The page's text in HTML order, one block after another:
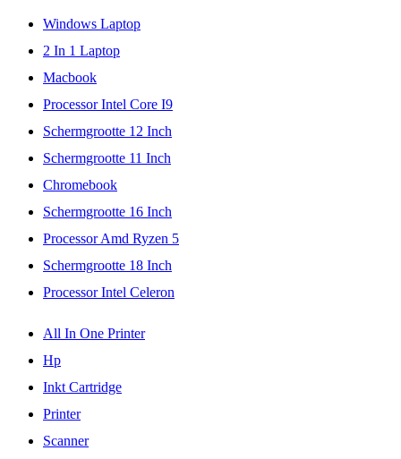
Windows Laptop
2 In 1 Laptop
Macbook
Processor Intel Core I9
Schermgrootte 12 Inch
Schermgrootte 11 Inch
Chromebook
Schermgrootte 16 Inch
Processor Amd Ryzen 5
Schermgrootte 18 Inch
Processor Intel Celeron
All In One Printer
Hp
Inkt Cartridge
Printer
Scanner